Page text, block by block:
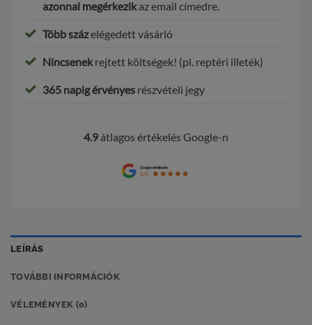
LEÍRÁS
TOVÁBBI INFORMÁCIÓK
VÉLEMÉNYEK (0)
azonnal megérkezikaz email címedre.
Több százelégedett vásárló
Nincsenekrejtett költségek! (pl. reptéri illeték)
365 napig érvényes részvételi jegy
4.9 átlagos értékelés Google-n